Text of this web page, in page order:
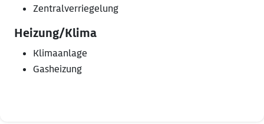
Zentralverriegelung
Heizung/Klima
Klimaanlage
Gasheizung